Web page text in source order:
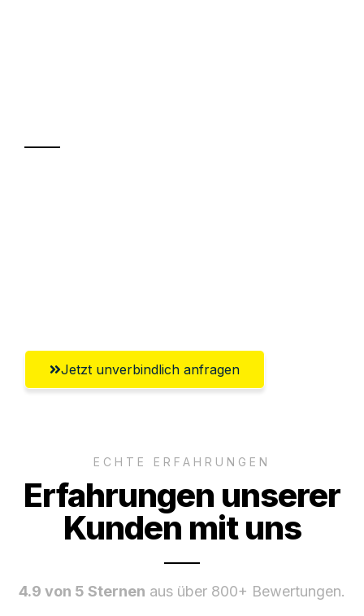
Jetzt unverbindlich anfragen
ECHTE ERFAHRUNGEN
Erfahrungen unserer
Kunden mit uns
4.9 von 5 Sternen aus über 800+ Bewertungen.